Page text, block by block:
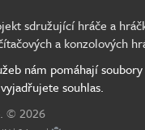
sdružující hráče a
a konzolových
nám pomáhají
souhlas.
© 2026